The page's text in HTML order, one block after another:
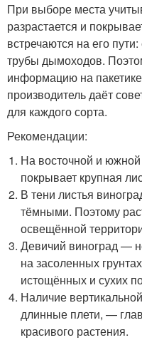
При выборе места
разрастается и
встречаются на его
трубы дымоходов.
информацию на
производитель даёт
для каждого сорта.
Рекомендации:
На восточной и южной
покрывает крупная
В тени листья
тёмными. Поэтому
освещённой
Девичий виноград —
на засоленных
истощённых и сухих
Наличие
длинные плети, —
красивого растения.